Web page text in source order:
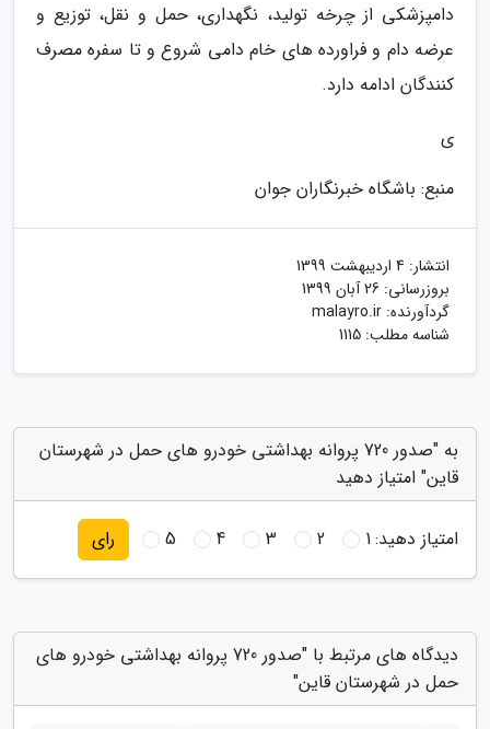
دامپزشکی از چرخه تولید، نگهداری، حمل و نقل، توزیع و
عرضه دام و فراورده های خام دامی شروع و تا سفره مصرف
کنندگان ادامه دارد.
ی
منبع: باشگاه خبرنگاران جوان
انتشار: 4 اردیبهشت 1399
بروزرسانی: 26 آبان 1399
گردآورنده: malayro.ir
شناسه مطلب: 1115
به "صدور 720 پروانه بهداشتی خودرو های حمل در شهرستان
قاین" امتیاز دهید
امتیاز دهید:1
2
3
4
5 رای
دیدگاه های مرتبط با "صدور 720 پروانه بهداشتی خودرو های
حمل در شهرستان قاین"